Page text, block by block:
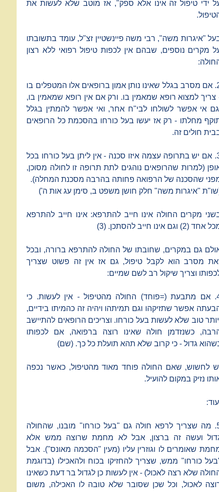
ידי טיפול זה אינו אלא ספק", אז מוטב שלא לעשות את
"איגרות משה", רבי משה פיינשטיין זצ"ל, עומד בתשובתו
מקרים נוספים, שבהם אין לכפות טיפול רפואי ללא רצון
2. אם מסרב בגלל שאינו נותן אמון ברופאים אלו המטפלים בו
צריך למצוא רופא שמאמין בו. ורק אם אין רופא שמאמין בו,
אי אפשר לשולחו לבי"ח אחר, ואי אפשר להמתין בגלל
מחלתו - רק אז יעשו בעל כורחו בהסכמת כל הרופאים
חולים זה.
3. אם יש בתרופה עצמה איזו סכנה - אין ליתן בעל כורחו בכל
(למרות שהרופאים נוהגים לתת תרופה זו לחולה מסוכן,
שהסכנה של הרפואה פחותה בהרבה מסכנת המחלה).
"איגרות משה" חלק חושן משפט ב, סימן עג אות ה')
מקרים החולה אינו חייב להתרפא: אינו חייב להתרפא
אחד (2) וגם אינו חייב להסתכן. (3)
גם במקרים, שחובתו של החולה להתרפא ברורה, ובכל
מסרב הוא לקבל טיפול, גם אז אין זה פשוט שצריך
וצריך שיקול רב לשם שמיים:
4. אם מתבעת (=פוחד) החולה מהטיפול - אין לעשות. כי
אפשר שתזיקהו וגם תמיתהו ויהיה זה כהמיתו בידיים,
טוב שלא לעשות בעל כורחו. וצריכים הרופאים להתיישב
כשנזדמן חולה שאינו רוצה ברפואה, אם לכפותו
גדול - כי קרוב שלא תהא תועלת כל כך. (שם)
לחשוש, שאם החולה פוחד מאוד מהטיפול, כאשר נכפה
נזיק במקום להועיל.
5. מה שצריך לרפא חולה גם "בעל כורחו" מובנו, שהחולה
ועשה זה ברצון, אבל לא מחמת שרוצה ממש אלא
שאומרים לו וגוזרין עליו (מעין "הסכמה מאונס"). אבל
כורחו" ממש, שצריך להחזיקו בכוח ולהאכילו (בדוגמת
שלא רצה לאכול) - אין לעשות כן לגדול בר דעת כשאינו
לאכול, וכל שכן שסובר שלא טובה לו האכילה, משום